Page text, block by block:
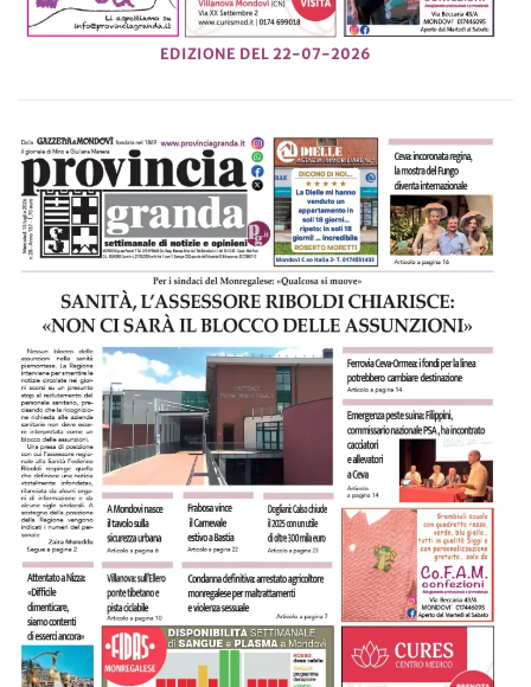
EDIZIONE DEL 22-07-2026